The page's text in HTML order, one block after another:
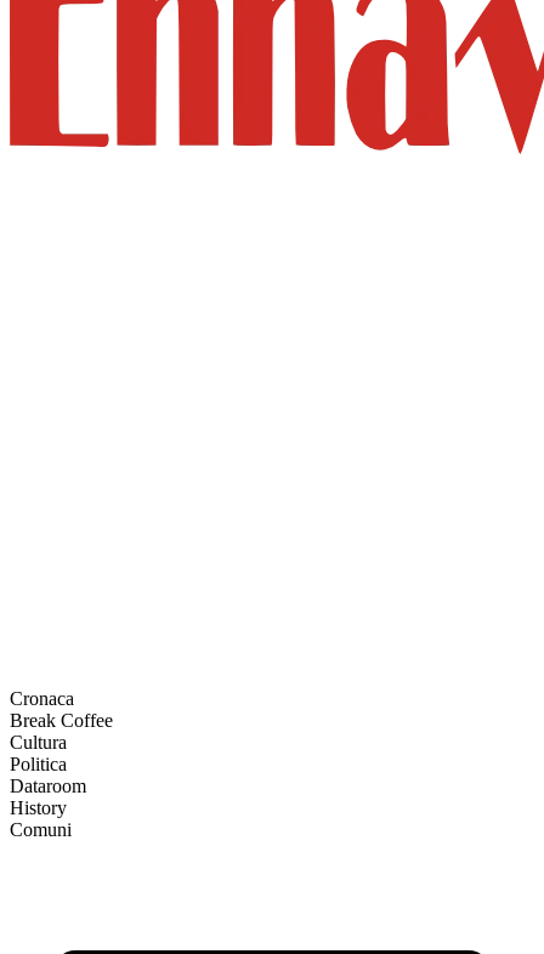
Cronaca
Break Coffee
Cultura
Politica
Dataroom
History
Comuni